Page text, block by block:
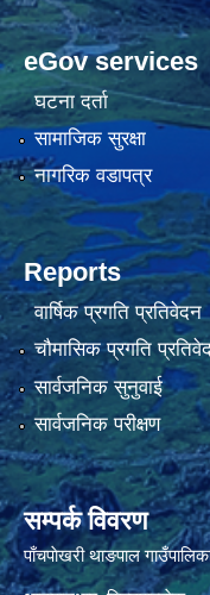
eGov services
घटना दर्ता
सामाजिक सुरक्षा
नागरिक वडापत्र
Reports
वार्षिक प्रगति प्रतिवेदन
चौमासिक प्रगति
सार्वजनिक सुनुवाई
सार्वजनिक परीक्षण
सम्पर्क विवरण
पाँचपाेखरी थाङपाल